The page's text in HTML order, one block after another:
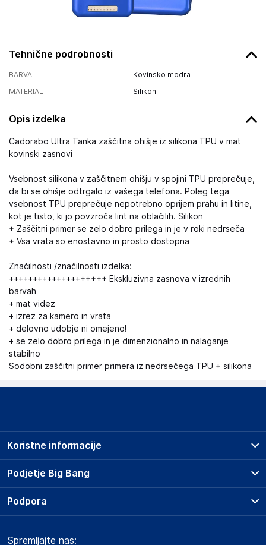
Tehnične podrobnosti
BARVA
Kovinsko modra
MATERIAL
Silikon
Opis izdelka
Cadorabo Ultra Tanka zaščitna ohišje iz silikona TPU v mat
kovinski zasnovi
Vsebnost silikona v zaščitnem ohišju v spojini TPU preprečuje,
da bi se ohišje odtrgalo iz vašega telefona. Poleg tega
vsebnost TPU preprečuje nepotrebno oprijem prahu in litine,
kot je tisto, ki jo povzroča lint na oblačilih. Silikon
+ Zaščitni primer se zelo dobro prilega in je v roki nedrseča
+ Vsa vrata so enostavno in prosto dostopna
Značilnosti /značilnosti izdelka:
++++++++++++++++++++ Ekskluzivna zasnova v izrednih
barvah
+ mat videz
+ izrez za kamero in vrata
+ delovno udobje ni omejeno!
+ se zelo dobro prilega in je dimenzionalno in nalaganje
stabilno
Sodobni zaščitni primer primera iz nedrsečega TPU + silikona
Podjetje Big Bang
O podjetju
Koristne informacije
Prodajna mesta
Storitve
Dostava, vnos in odvoz
Podpora
Marketplace
Spremljajte nas: